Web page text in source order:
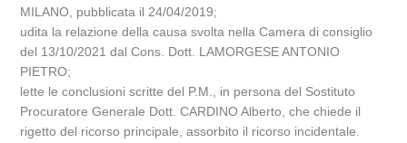
MILANO, pubblicata il 24/04/2019;
udita la relazione della causa svolta nella Camera di consiglio
del 13/10/2021 dal Cons. Dott. LAMORGESE ANTONIO
PIETRO;
lette le conclusioni scritte del P.M., in persona del Sostituto
Procuratore Generale Dott. CARDINO Alberto, che chiede il
rigetto del ricorso principale, assorbito il ricorso incidentale.